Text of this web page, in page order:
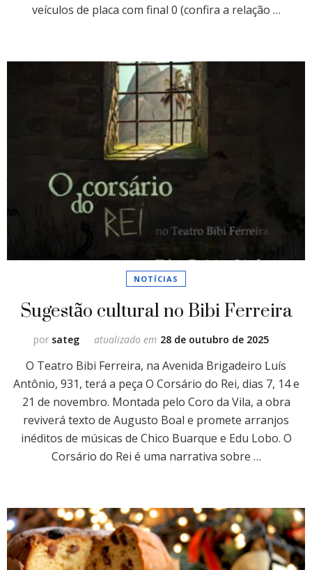
veículos de placa com final 0 (confira a relação …
NOTÍCIAS
Sugestão cultural no Bibi Ferreira
por sateg atualizado em 28 de outubro de 2025
O Teatro Bibi Ferreira, na Avenida Brigadeiro Luís
Antônio, 931, terá a peça O Corsário do Rei, dias 7, 14 e
21 de novembro. Montada pelo Coro da Vila, a obra
reviverá texto de Augusto Boal e promete arranjos
inéditos de músicas de Chico Buarque e Edu Lobo. O
Corsário do Rei é uma narrativa sobre …